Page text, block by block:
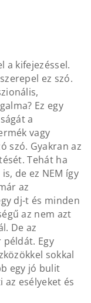
a kifejezéssel.
ez szó.
Ez egy
a
vagy
szó. Gyakran az
Tehát ha
de ez NEM így
az
dj-t és minden
az nem azt
De az
Egy
sokkal
egy jó bulit
esélyeket és